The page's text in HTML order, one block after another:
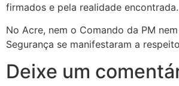
firmados e pela realidade encontrada.
No Acre, nem o Comando da PM
Segurança se manifestaram a
Deixe um